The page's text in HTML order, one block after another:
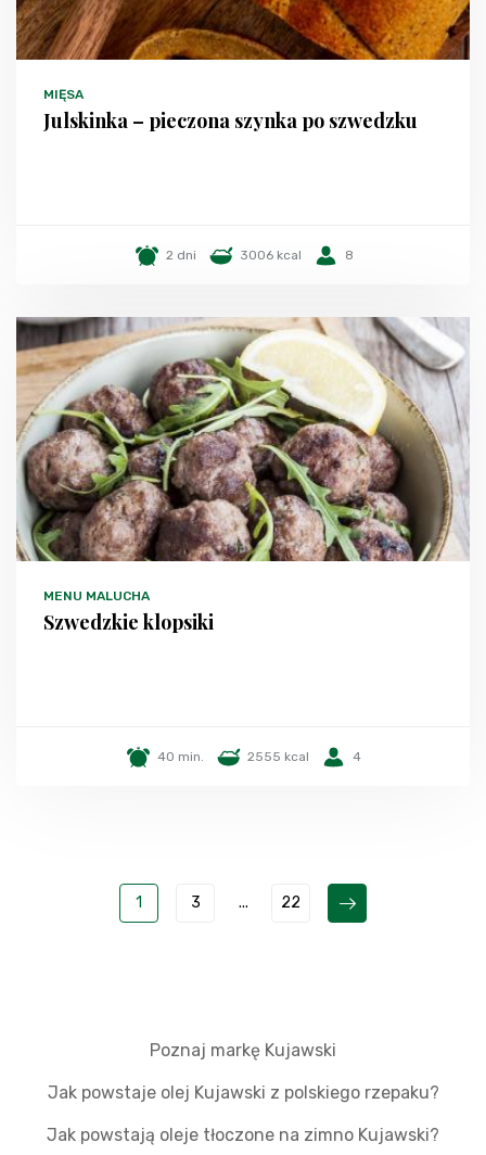
MIĘSA
Julskinka – pieczona szynka po szwedzku
2 dni 3006 kcal 8
MENU MALUCHA
Szwedzkie klopsiki
40 min. 2555 kcal 4
1 3 ... 22
Poznaj markę Kujawski
Jak powstaje olej Kujawski z polskiego rzepaku?
Jak powstają oleje tłoczone na zimno Kujawski?